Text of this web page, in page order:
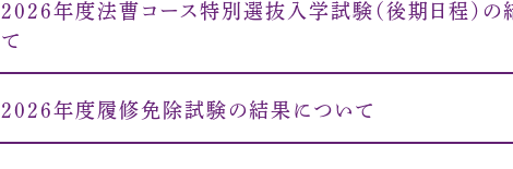
2026年度法曹コース特別選抜入学試験（後期日程）の
て
2026年度履修免除試験の結果について